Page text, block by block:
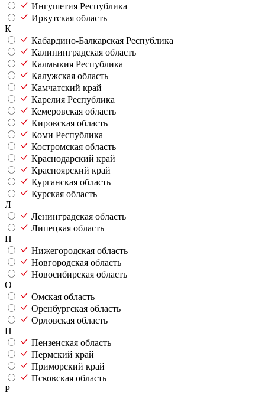
Ингушетия Республика
Иркутская область
К
Кабардино-Балкарская Республика
Калининградская область
Калмыкия Республика
Калужская область
Камчатский край
Карелия Республика
Кемеровская область
Кировская область
Коми Республика
Костромская область
Краснодарский край
Красноярский край
Курганская область
Курская область
Л
Ленинградская область
Липецкая область
Н
Нижегородская область
Новгородская область
Новосибирская область
О
Омская область
Оренбургская область
Орловская область
П
Пензенская область
Пермский край
Приморский край
Псковская область
Р